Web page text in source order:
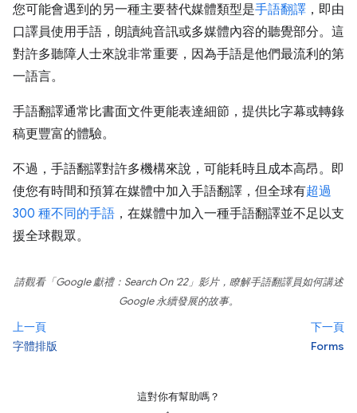
您可能會遇到的另一種主要替代媒體類型是手語翻譯 ，即由
口譯員使用手語，朗讀純音訊或多媒體內容的聽覺部分。這
對許多聽障人士來說非常重要，因為手語是他們最流利的第
一語言。
手語翻譯通常比書面文件更能表達細節，提供比字幕或轉錄
稿更豐富的體驗。
不過，手語翻譯對許多機構來說，可能耗時且成本高昂。即
使您有時間和預算在媒體中加入手語翻譯，但全球有超過
300 種不同的手語 ，在媒體中加入一種手語翻譯並不足以支
援全球觀眾。
請觀看「Google 獻禮：Search On '22」 影片，瞭解手語翻譯員如何講述
Google 永續發展的故事。
上一頁
字體排版
下一頁
Forms
這對你有幫助嗎？